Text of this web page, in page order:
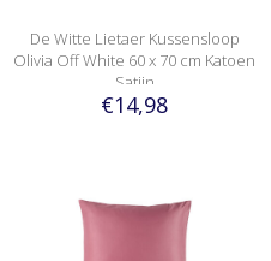
De Witte Lietaer Kussensloop
Olivia Off White 60 x 70 cm Katoen
Satijn
€14,98